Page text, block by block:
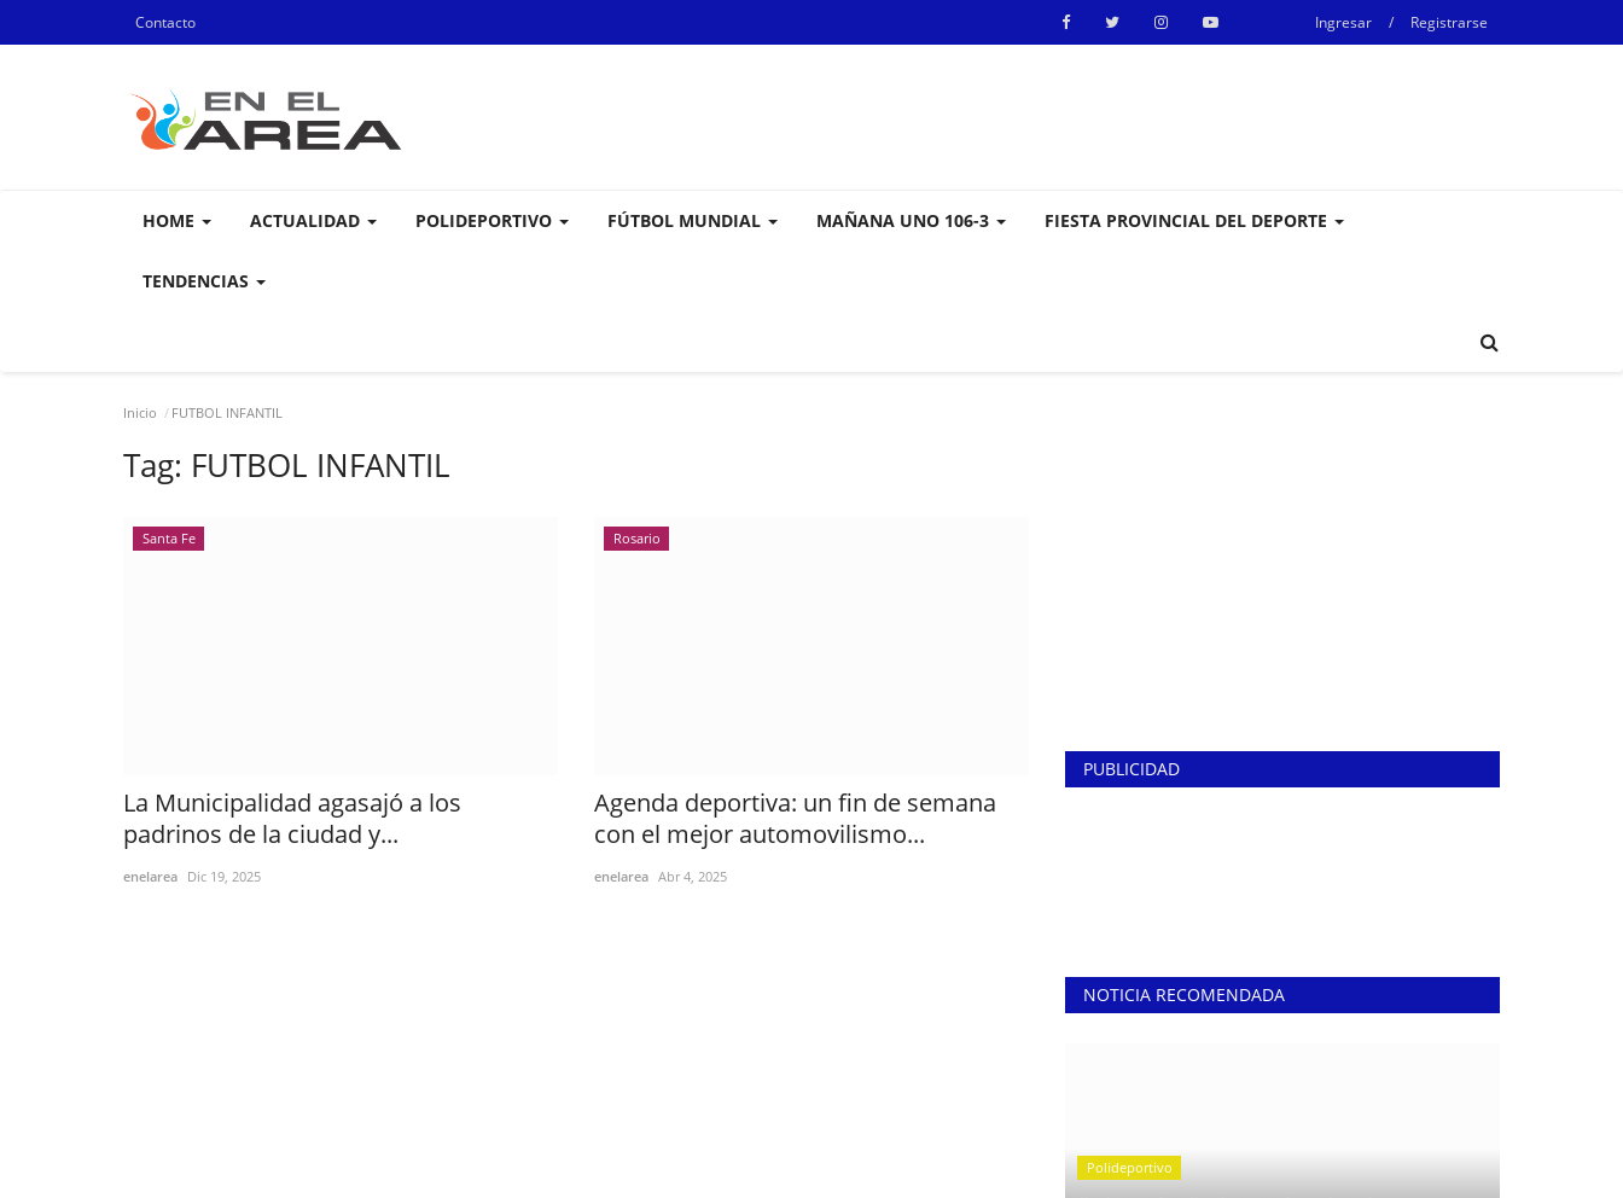
Contacto Ingresar / Registrarse
HOME ACTUALIDAD POLIDEPORTIVO FÚTBOL MUNDIAL MAÑANA UNO 106-3 FIESTA PROVINCIAL DEL DEPORTE
TENDENCIAS
Inicio FUTBOL INFANTIL
Tag: FUTBOL INFANTIL
Santa Fe
La Municipalidad agasajó a los
padrinos de la ciudad y...
enelarea Dic 19, 2025
Rosario
Agenda deportiva: un fin de semana
con el mejor automovilismo...
enelarea Abr 4, 2025
PUBLICIDAD
NOTICIA RECOMENDADA
Polideportivo